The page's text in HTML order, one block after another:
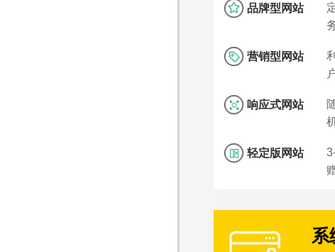
品牌型网站
营销型网站
响应式网站
轻定版网站
系